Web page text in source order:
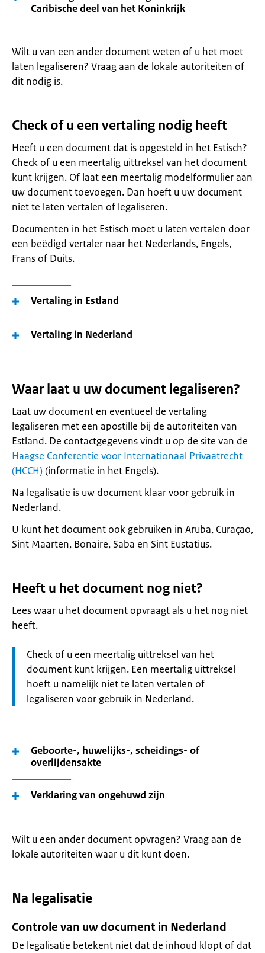
Caribische deel van het Koninkrijk
Wilt u van een ander document weten of u het moet
laten legaliseren? Vraag aan de lokale autoriteiten of
dit nodig is.
Check of u een vertaling nodig heeft
Heeft u een document dat is opgesteld in het Estisch?
Check of u een meertalig uittreksel van het document
kunt krijgen. Of laat een meertalig modelformulier aan
uw document toevoegen. Dan hoeft u uw document
niet te laten vertalen of legaliseren.
Documenten in het Estisch moet u laten vertalen door
een beëdigd vertaler naar het Nederlands, Engels,
Frans of Duits.
Vertaling in Estland
Vertaling in Nederland
Waar laat u uw document legaliseren?
Laat uw document en eventueel de vertaling
legaliseren met een apostille bij de autoriteiten van
Estland. De contactgegevens vindt u op de site van de
Haagse Conferentie voor Internationaal Privaatrecht
(HCCH)(informatie in het Engels).
Na legalisatie is uw document klaar voor gebruik in
Nederland.
U kunt het document ook gebruiken in Aruba, Curaçao,
Sint Maarten, Bonaire, Saba en Sint Eustatius.
Heeft u het document nog niet?
Lees waar u het document opvraagt als u het nog niet
heeft.
Let
op:
Check of u een meertalig uittreksel van het
document kunt krijgen. Een meertalig uittreksel
hoeft u namelijk niet te laten vertalen of
legaliseren voor gebruik in Nederland.
Geboorte-, huwelijks-, scheidings- of
overlijdensakte
Verklaring van ongehuwd zijn
Wilt u een ander document opvragen? Vraag aan de
lokale autoriteiten waar u dit kunt doen.
Na legalisatie
Controle van uw document in Nederland
De legalisatie betekent niet dat de inhoud klopt of dat